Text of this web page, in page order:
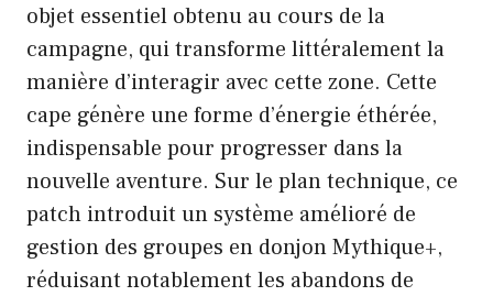
objet essentiel obtenu au cours de la
campagne, qui transforme littéralement la
manière d’interagir avec cette zone. Cette
cape génère une forme d’énergie éthérée,
indispensable pour progresser dans la
nouvelle aventure. Sur le plan technique, ce
patch introduit un système amélioré de
gestion des groupes en donjon Mythique+,
réduisant notablement les abandons de